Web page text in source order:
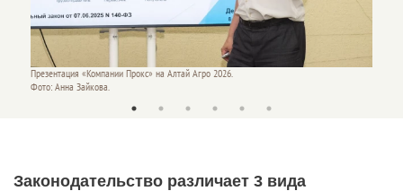
Презентация «Компании Прокс» на Алтай Агро 2026.
Фото: Анна Зайкова.
Законодательство различает 3 вида